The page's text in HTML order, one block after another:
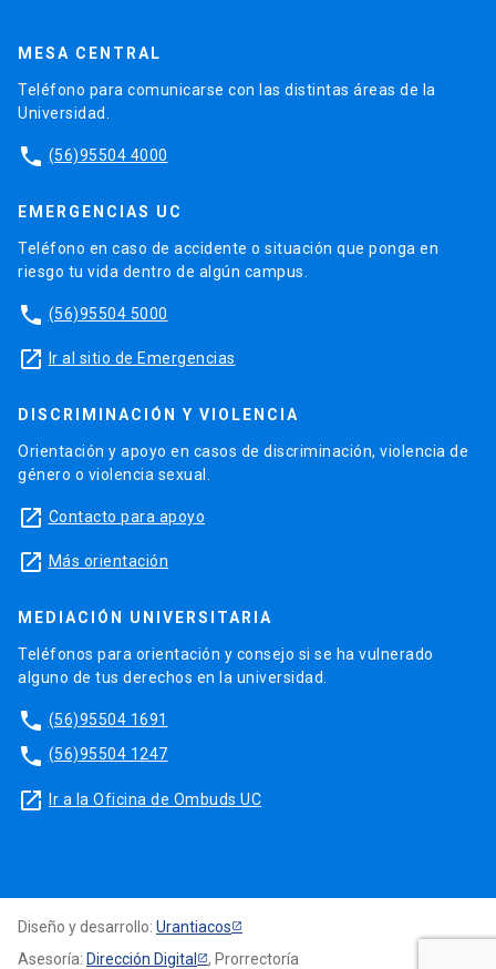
MESA CENTRAL
Teléfono para comunicarse con las distintas áreas de la
Universidad.
phone (56)95504 4000
EMERGENCIAS UC
Teléfono en caso de accidente o situación que ponga en
riesgo tu vida dentro de algún campus.
phone (56)95504 5000
launch Ir al sitio de Emergencias
DISCRIMINACIÓN Y VIOLENCIA
Orientación y apoyo en casos de discriminación, violencia de
género o violencia sexual.
launch Contacto para apoyo
launch Más orientación
MEDIACIÓN UNIVERSITARIA
Teléfonos para orientación y consejo si se ha vulnerado
alguno de tus derechos en la universidad.
phone (56)95504 1691
phone (56)95504 1247
launch Ir a la Oficina de Ombuds UC
Diseño y desarrollo: Urantiacos
Asesoría: Dirección Digital , Prorrectoría